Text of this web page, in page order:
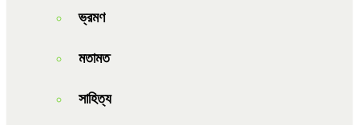
ভ্রমণ
মতামত
সাহিত্য